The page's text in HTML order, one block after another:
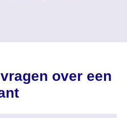
over een